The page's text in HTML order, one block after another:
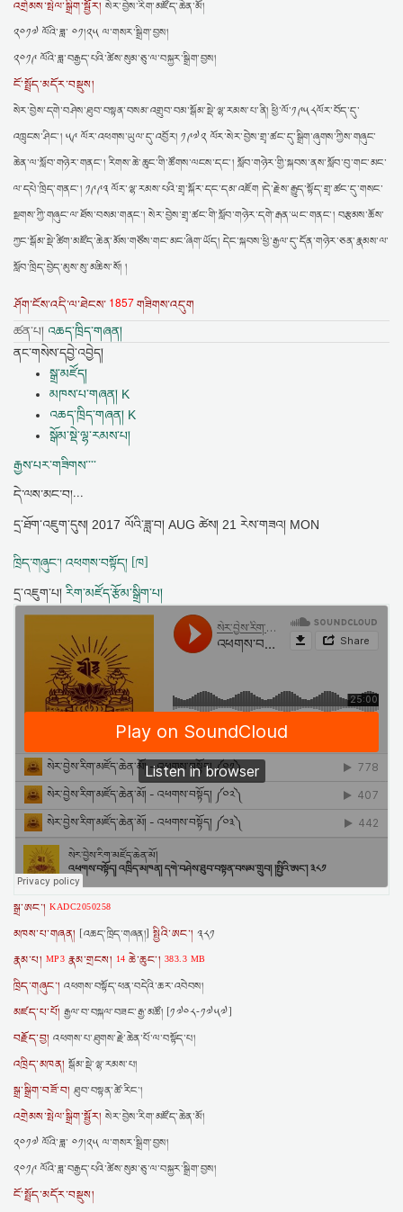
འགྲེམས་སྤེལ་སྒྲིག་སྦྱོར། སེར་བྱེས་རིག་མཛོད་ཆེན་མོ།
༢༠༡༧ ལོའི་ཟླ་ ༠༡།༢༥ ལ་གསར་སྒྲིག་བྱས།
༢༠༡༩ ལོའི་ཟླ་བརྒྱད་པའི་ཚེས་སུམ་ཅུ་ལ་བསྐྱར་སྒྲིག་བྱས།
ངོ་སྤྲོད་མདོར་བསྡུས།
སེར་བྱེས་དགེ་བཤེས་ཐུབ་བསྟན་བསམ་འགྲུབ་བམ་སྒོམ་སྡེ་ལྷ་རམས་པ་ནི། ཕྱི་ལོ་༡༩༥༨ལོར་བོད་དུ་
འཁྲུངས་ཤིང་། ༥༩ ལོར་འཕགས་ཡུལ་དུ་འབྱོར། ༡༩༧༢ ལོར་སེར་བྱེས་གྲྭ་ཚང་དུ་སྒྲིག་ཞུགས་ཀྱིས་གཞུང་
ཆེན་ལ་སློབ་གཉེར་གནང་། རིགས་ཆེ་ཆུང་གི་ཚོགས་ལངས་དང་། སློབ་གཉེར་གྱི་སྐབས་ནས་སློབ་བུ་གང་མང་
ལ་དཔེ་ཁྲིད་གནང་། ༡༩༩༣ ལོར་ལྷ་རམས་པའི་གྲྭ་སྐོར་དང་དམ་འཇོག །དེ་རྗེས་རྒྱུད་སྟོད་གྲྭ་ཚང་དུ་གསང་
སྔགས་ཀྱི་གཞུང་ལ་ཐོས་བསམ་གནང་། སེར་བྱེས་གྲྭ་ཚང་གི་སློབ་གཉེར་དགེ་རྒན་ཡང་གནང་། བརྩམས་ཆོས་
ཀྱང་སྒོམ་སྡེ་ཚིག་མཛོད་ཆེན་མོས་གཙོས་གང་མང་ཞིག་ཡོད། དེང་སྐབས་ཕྱི་རྒྱལ་དུ་དོན་གཉེར་ཅན་རྣམས་ལ་
སློབ་ཁྲིད་བྱེད་མུས་སུ་མཆིས་སོ། །
ཤོག་ངོས་འདི་ལ་ཐེངས་ 1857གཟིགས་འདུག
ཚན་པ། འཆད་ཁྲིད་གཞན།
ནང་གསེས་དབྱེ་འབྱེད།
སྒྲ་མཛོད།
མཁས་པ་གཞན། K
འཆད་ཁྲིད་གཞན། K
སྒོམ་སྡེ་ལྷ་རམས་པ།
རྒྱས་པར་གཟིགས་་་་
དེ་ལས་མང་བ།...
དྲ་ཐོག་འཇུག་དུས། 2017 ལོའི་ཟླ་བ། AUG ཚེས། 21 རེས་གཟའ། MON
ཁྲིད་གཞུང་། འཕགས་བསྟོད། [ཁ]
དྲ་འཇུག་པ། རིག་མཛོད་རྩོམ་སྒྲིག་པ།
སྒྲ་ཨང་།KADC2050258
མཁས་པ་གཞན། [འཆད་ཁྲིད་གཞན།]སྤྱིའི་ཨང་། ༣༨༡
རྣམ་པ། MP3 རྣམ་གྲངས། 14 ཆེ་ཆུང་། 383.3 MB
ཁྲིད་གཞུང་།འཕགས་བསྟོད་ཕན་བདེའི་ཆར་འབེབས།
མཛད་པ་པོ།རྒྱལ་བ་བསྐལ་བཟང་རྒྱ་མཚོ། [༡༧༠༨-༡༧༥༧]
བརྗོད་བྱ།འཕགས་པ་ཐུགས་རྗེ་ཆེན་པོ་ལ་བསྟོད་པ།
འཁྲིད་མཁན།སྒོམ་སྡེ་ལྷ་རམས་པ།
སྒྲ་སྒྲིག་བཟོ་བ།ཐུབ་བསྟན་ཚེ་རིང་།
འགྲེམས་སྤེལ་སྒྲིག་སྦྱོར། སེར་བྱེས་རིག་མཛོད་ཆེན་མོ།
༢༠༡༧ ལོའི་ཟླ་ ༠༡།༢༥ ལ་གསར་སྒྲིག་བྱས།
༢༠༡༩ ལོའི་ཟླ་བརྒྱད་པའི་ཚེས་སུམ་ཅུ་ལ་བསྐྱར་སྒྲིག་བྱས།
ངོ་སྤྲོད་མདོར་བསྡུས།